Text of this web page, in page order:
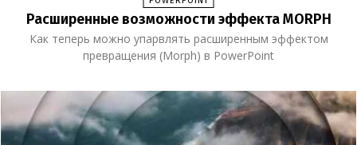
Расширенные возможности эффекта MORPH
Как теперь можно упарвлять расширенным эффектом
превращения (Morph) в PowerPoint